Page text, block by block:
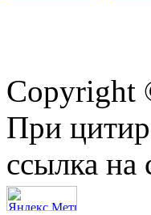
Copyright
При
ссылка на